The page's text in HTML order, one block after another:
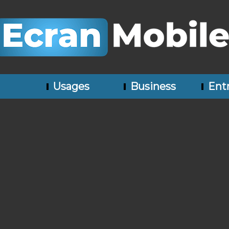
Usages Business